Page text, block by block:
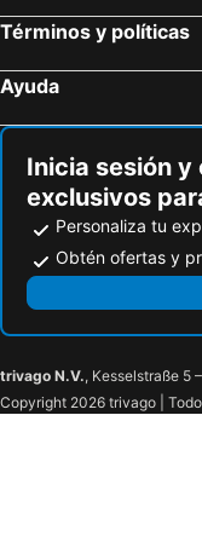
Términos y políticas
Ayuda
Inicia sesión
exclusivos
Personaliza tu
Obtén ofertas y
trivago N.V., Kesselstraße 5
Copyright 2026 trivago |